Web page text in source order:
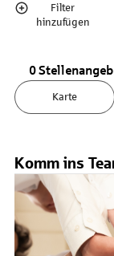
Filter
hinzufügen
0
Karte
Komm ins